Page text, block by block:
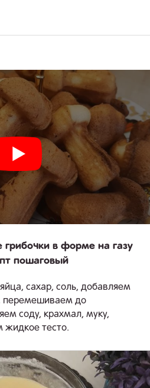
грибочки в форме на газу
пошаговый
сахар, соль, добавляем
перемешиваем до
соду, крахмал, муку,
жидкое тесто.